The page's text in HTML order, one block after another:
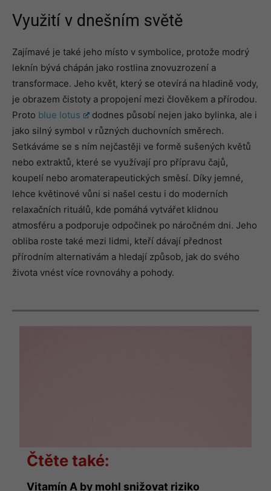
Využití v dnešním světě
Zajímavé je také jeho místo v symbolice, protože modrý
leknín bývá chápán jako rostlina znovuzrození a
transformace. Jeho květ, který se otevírá na hladině vody,
je obrazem čistoty a propojení mezi člověkem a přírodou.
Proto blue lotus
dodnes působí nejen jako bylinka, ale i
jako silný symbol v různých duchovních směrech.
Setkáváme se s ním nejčastěji ve formě sušených květů
nebo extraktů, které se využívají pro přípravu čajů,
koupelí nebo aromaterapeutických směsí. Díky jemné,
lehce květinové vůni si našel cestu i do moderních
relaxačních rituálů, kde pomáhá vytvářet klidnou
atmosféru a podporuje odpočinek po náročném dni. Jeho
obliba roste také mezi lidmi, kteří dávají přednost
přírodním alternativám a hledají způsob, jak do svého
života vnést více rovnováhy a pohody.
Čtěte také:
Vitamín A by mohl snižovat riziko